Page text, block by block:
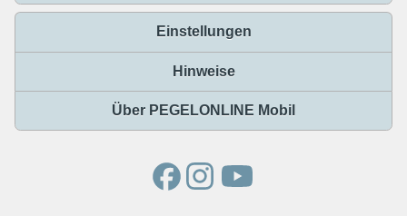
Einstellungen
Hinweise
Über PEGELONLINE Mobil